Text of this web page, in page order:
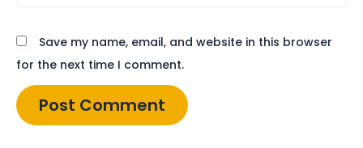
Save my name, email, and website in this browser
for the next time I comment.